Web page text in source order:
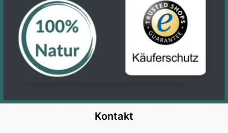
Kontakt